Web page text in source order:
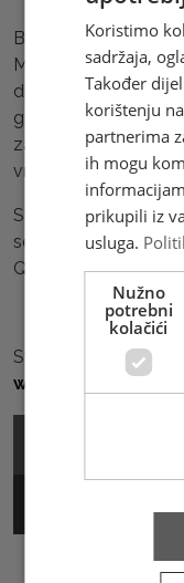
Brza Pošta je brza,
Mostar. Iskustvo,
distribucijska mreža,
garancija su da
zahtjevima tržišta
vrata˝.
Sve pošiljke Brze
servisa za praćenje
QR koda.
Sve detalje o usluzi
www.brzaposta.ba
Koristimo
sadržaja,
Također
korištenju
partnerima
ih mogu
prikupili iz
usluga.
Nužno
potrebni
kolačići